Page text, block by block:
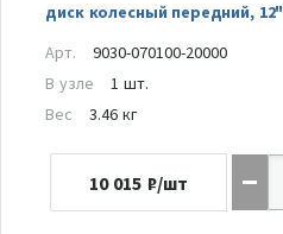
диск колесный передний, 12"
Арт.
9030-070100-20000
В узле
1 шт.
Вес
3.46 кг
10 015 ₽/шт